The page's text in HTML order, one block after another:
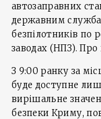
автозаправних
державним
безпілотників по
заводах (НПЗ). Про
З 9:00 ранку за
буде доступне
вирішальне
безпеки Криму,